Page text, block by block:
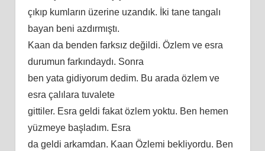
çıkıp kumların üzerine uzandık. İki tane tangalı
bayan beni azdırmıştı.
Kaan da benden farksız değildi. Özlem ve esra
durumun farkındaydı. Sonra
ben yata gidiyorum dedim. Bu arada özlem ve
esra çalılara tuvalete
gittiler. Esra geldi fakat özlem yoktu. Ben hemen
yüzmeye başladım. Esra
da geldi arkamdan. Kaan Özlemi bekliyordu. Ben